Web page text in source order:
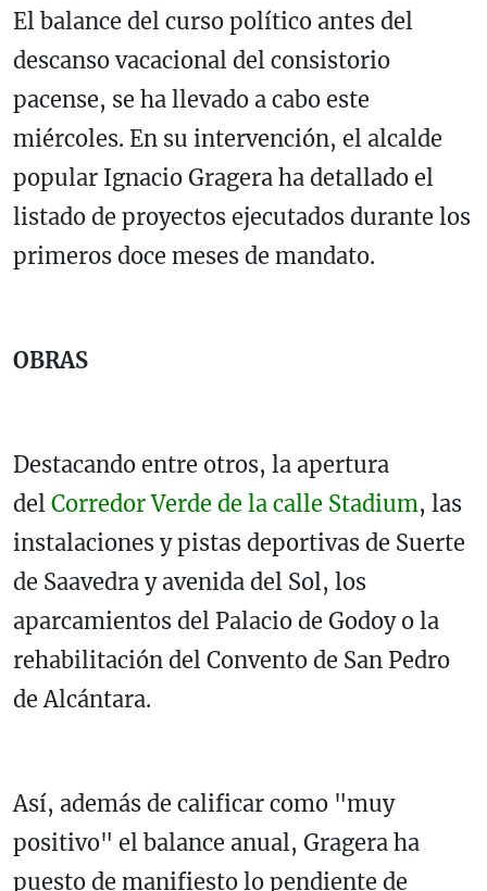
El balance del curso político antes del
descanso vacacional del consistorio
pacense, se ha llevado a cabo este
miércoles. En su intervención, el alcalde
popular Ignacio Gragera ha detallado el
listado de proyectos ejecutados durante los
primeros doce meses de mandato.
OBRAS
Destacando entre otros, la apertura
del Corredor Verde de la calle Stadium, las
instalaciones y pistas deportivas de Suerte
de Saavedra y avenida del Sol, los
aparcamientos del Palacio de Godoy o la
rehabilitación del Convento de San Pedro
de Alcántara.
Así, además de calificar como "muy
positivo" el balance anual, Gragera ha
puesto de manifiesto lo pendiente de